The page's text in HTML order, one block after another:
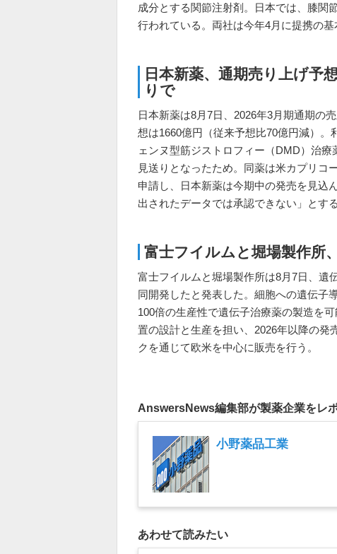
成分とする関節注射剤。日本では、膝関
行われている。両社は今年4月に提携の
日本新薬、通期売り上げ予
りで
日本新薬は8月7日、2026年3月期通期の
想は1660億円（従来予想比70億円減）
ェンヌ型筋ジストロフィー（DMD）治
見送りとなったため。同薬は米カプリコ
申請し、日本新薬は今期中の発売を見込
出されたデータでは承認できない」とす
富士フイルムと堀場製作所
富士フイルムと堀場製作所は8月7日、遺
同開発したと発表した。細胞への遺伝子
100倍の生産性で遺伝子治療薬の製造を
置の設計と生産を担い、2026年以降の発
クを通じて欧米を中心に販売を行う。
AnswersNews編集部が製薬企業をレ
小野薬品工業
あわせて読みたい